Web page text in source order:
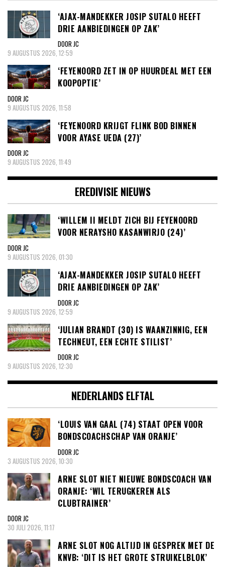
‘AJAX-MANDEKKER JOSIP SUTALO HEEFT
DRIE AANBIEDINGEN OP ZAK’
DOOR JC
9 AUGUSTUS 2026, 12:59
‘FEYENOORD ZET IN OP HUURDEAL MET EEN
KOOPOPTIE’
DOOR JC
9 AUGUSTUS 2026, 11:58
‘FEYENOORD KRIJGT FLINK BOD BINNEN
VOOR AYASE UEDA (27)’
DOOR JC
9 AUGUSTUS 2026, 11:49
EREDIVISIE NIEUWS
‘WILLEM II MELDT ZICH BIJ FEYENOORD
VOOR NERAYSHO KASANWIRJO (24)’
DOOR JC
9 AUGUSTUS 2026, 01:30
‘AJAX-MANDEKKER JOSIP SUTALO HEEFT
DRIE AANBIEDINGEN OP ZAK’
DOOR JC
9 AUGUSTUS 2026, 12:59
‘JULIAN BRANDT (30) IS WAANZINNIG, EEN
TECHNEUT, EEN ECHTE STILIST’
DOOR JC
9 AUGUSTUS 2026, 12:30
NEDERLANDS ELFTAL
‘LOUIS VAN GAAL (74) STAAT OPEN VOOR
BONDSCOACHSCHAP VAN ORANJE’
DOOR JC
3 AUGUSTUS 2026, 10:30
ARNE SLOT NIET NIEUWE BONDSCOACH VAN
ORANJE: ‘WIL TERUGKEREN ALS
CLUBTRAINER’
DOOR JC
30 JULI 2026, 11:17
ARNE SLOT NOG ALTIJD IN GESPREK MET DE
KNVB: ‘DIT IS HET GROTE STRUIKELBLOK’